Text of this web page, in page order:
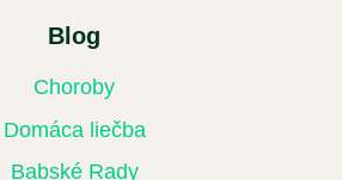
Blog
Choroby
Domáca liečba
Babské Rady